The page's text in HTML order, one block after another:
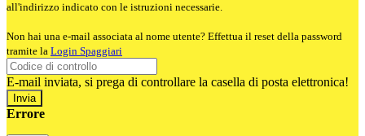
all'indirizzo indicato con le istruzioni necessarie.
Non hai una e-mail associata al nome utente? Effettua il reset della password
tramite la Login Spaggiari
E-mail inviata, si prega di controllare la casella di posta elettronica!
Errore